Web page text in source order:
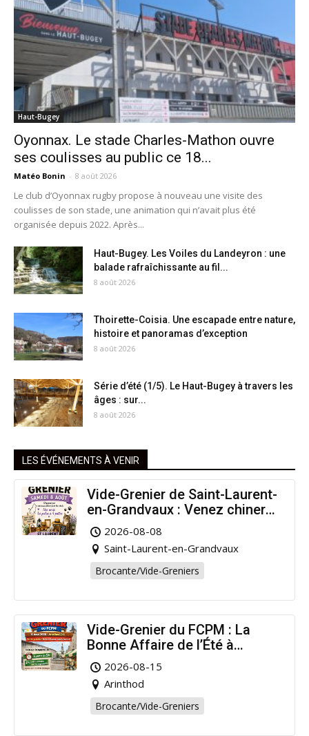
Haut-Bugey
Oyonnax. Le stade Charles-Mathon ouvre
ses coulisses au public ce 18...
Matéo Bonin - 8 août 2026
Le club d’Oyonnax rugby propose à nouveau une visite des
coulisses de son stade, une animation qui n’avait plus été
organisée depuis 2022. Après...
Haut-Bugey. Les Voiles du Landeyron : une
balade rafraîchissante au fil...
8 août 2026
Thoirette-Coisia. Une escapade entre nature,
histoire et panoramas d’exception
8 août 2026
Série d’été (1/5). Le Haut-Bugey à travers les
âges : sur...
8 août 2026
LES ÉVÉNEMENTS À VENIR
Vide-Grenier de Saint-Laurent-
en-Grandvaux : Venez chiner
pour la bonne cause !
2026-08-08
Saint-Laurent-en-Grandvaux
Brocante/Vide-Greniers
Vide-Grenier du FCPM : La
Bonne Affaire de l’Été à
Arinthod !
2026-08-15
Arinthod
Brocante/Vide-Greniers